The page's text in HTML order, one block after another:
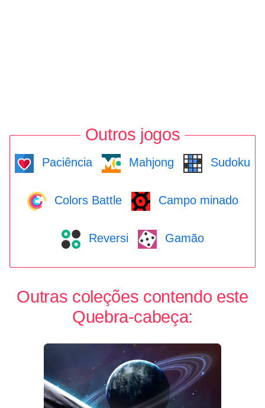
Outros jogos
Paciência Mahjong Sudoku
Colors Battle Campo minado
Reversi Gamão
Outras coleções contendo este
Quebra-cabeça: